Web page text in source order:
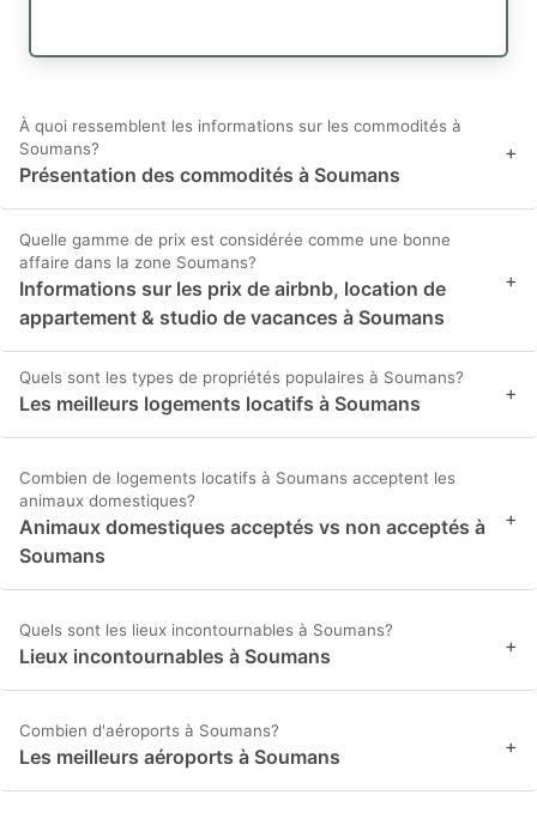
À quoi ressemblent les informations sur les commodités à
Soumans?
Présentation des commodités à Soumans
+
Quelle gamme de prix est considérée comme une bonne
affaire dans la zone Soumans?
Informations sur les prix de airbnb, location de
appartement & studio de vacances à Soumans
+
Quels sont les types de propriétés populaires à Soumans?
Les meilleurs logements locatifs à Soumans +
Combien de logements locatifs à Soumans acceptent les
animaux domestiques?
Animaux domestiques acceptés vs non acceptés à
Soumans
+
Quels sont les lieux incontournables à Soumans?
Lieux incontournables à Soumans +
Combien d'aéroports à Soumans?
Les meilleurs aéroports à Soumans +